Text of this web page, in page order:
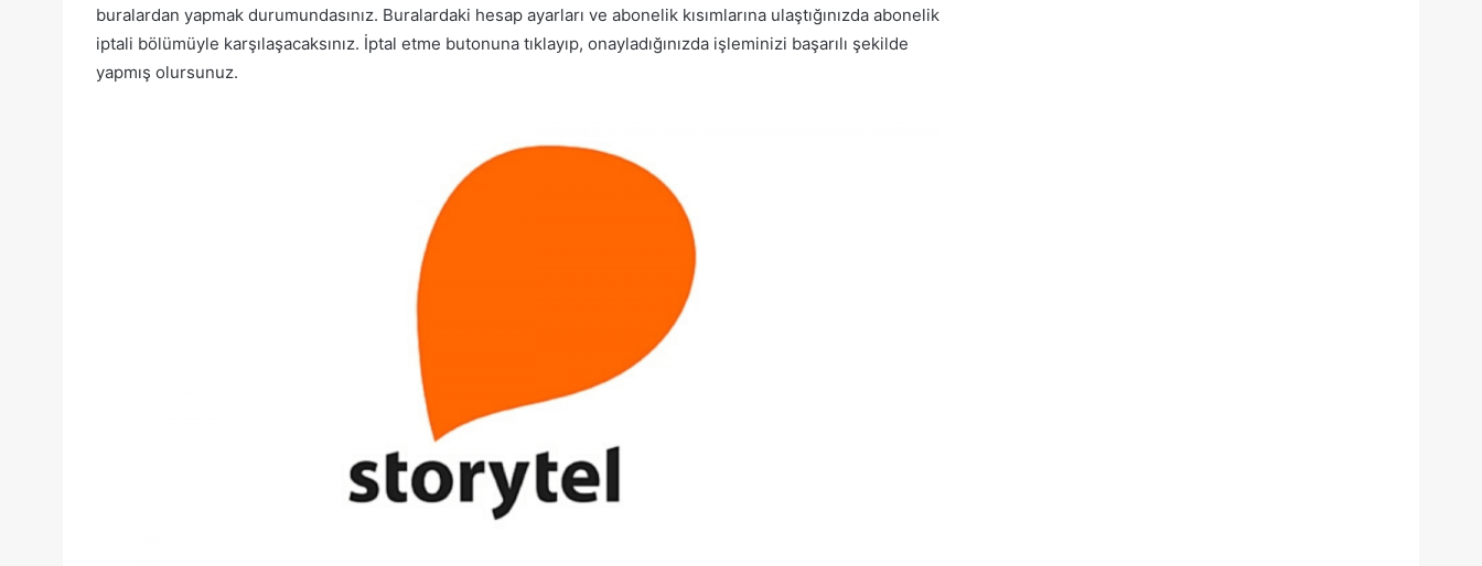
buralardan yapmak durumundasınız. Buralardaki hesap ayarları ve abonelik kısımlarına ulaştığınızda abonelik
iptali bölümüyle karşılaşacaksınız. İptal etme butonuna tıklayıp, onayladığınızda işleminizi başarılı şekilde
yapmış olursunuz.